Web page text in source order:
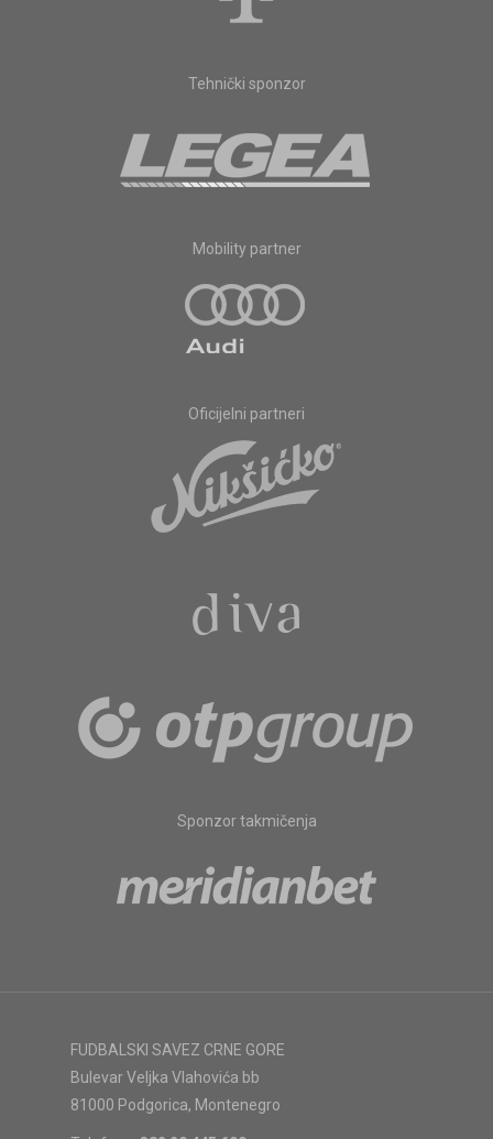
Tehnički sponzor
Mobility partner
Oficijelni partneri
Sponzor takmičenja
FUDBALSKI SAVEZ CRNE GORE
Bulevar Veljka Vlahovića bb
81000 Podgorica, Montenegro